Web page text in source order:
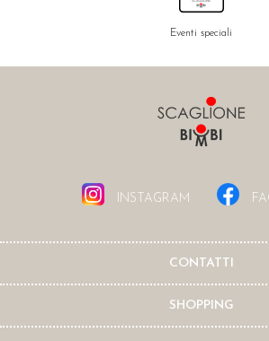
Eventi speciali
INSTAGRAM
CONTATTI
SHOPPING